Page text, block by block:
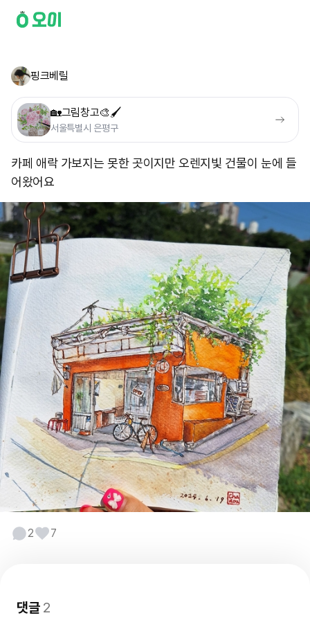
핑크베릴
🏡그림창고🎨🖌
서울특별시 은평구
카페 애락 가보지는 못한 곳이지만 오렌지빛 건물이 눈에 들
어왔어요
2 7
댓글2